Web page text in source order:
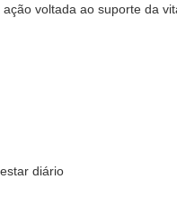
voltada ao suporte da
diário